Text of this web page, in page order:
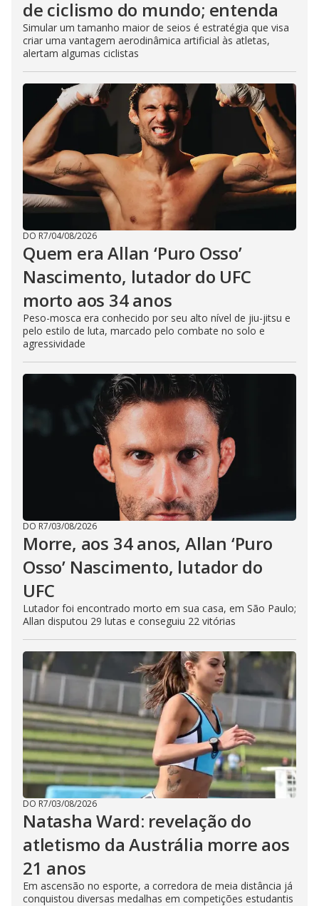
de ciclismo do mundo; entenda
Simular um tamanho maior de seios é estratégia que visa
criar uma vantagem aerodinâmica artificial às atletas,
alertam algumas ciclistas
DO R7/04/08/2026
Quem era Allan ‘Puro Osso’
Nascimento, lutador do UFC
morto aos 34 anos
Peso-mosca era conhecido por seu alto nível de jiu-jitsu e
pelo estilo de luta, marcado pelo combate no solo e
agressividade
DO R7/03/08/2026
Morre, aos 34 anos, Allan ‘Puro
Osso’ Nascimento, lutador do
UFC
Lutador foi encontrado morto em sua casa, em São Paulo;
Allan disputou 29 lutas e conseguiu 22 vitórias
DO R7/03/08/2026
Natasha Ward: revelação do
atletismo da Austrália morre aos
21 anos
Em ascensão no esporte, a corredora de meia distância já
conquistou diversas medalhas em competições estudantis